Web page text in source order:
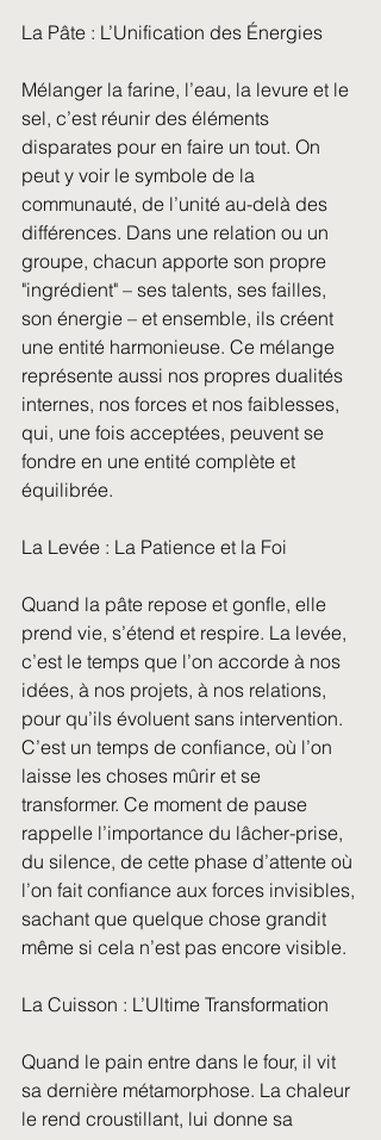
La Pâte : L’Unification des Énergies
Mélanger la farine, l’eau, la levure et le
sel, c’est réunir des éléments
disparates pour en faire un tout. On
peut y voir le symbole de la
communauté, de l’unité au-delà des
différences. Dans une relation ou un
groupe, chacun apporte son propre
"ingrédient" – ses talents, ses failles,
son énergie – et ensemble, ils créent
une entité harmonieuse. Ce mélange
représente aussi nos propres dualités
internes, nos forces et nos faiblesses,
qui, une fois acceptées, peuvent se
fondre en une entité complète et
équilibrée.
La Levée : La Patience et la Foi
Quand la pâte repose et gonfle, elle
prend vie, s’étend et respire. La levée,
c’est le temps que l’on accorde à nos
idées, à nos projets, à nos relations,
pour qu’ils évoluent sans intervention.
C’est un temps de confiance, où l’on
laisse les choses mûrir et se
transformer. Ce moment de pause
rappelle l’importance du lâcher-prise,
du silence, de cette phase d’attente où
l’on fait confiance aux forces invisibles,
sachant que quelque chose grandit
même si cela n’est pas encore visible.
La Cuisson : L’Ultime Transformation
Quand le pain entre dans le four, il vit
sa dernière métamorphose. La chaleur
le rend croustillant, lui donne sa